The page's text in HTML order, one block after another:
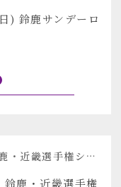
[令和3年(2021年) 7月4日(日) 鈴鹿・近畿選手権シリーズ第3戦 鈴鹿サンデーロードレース]